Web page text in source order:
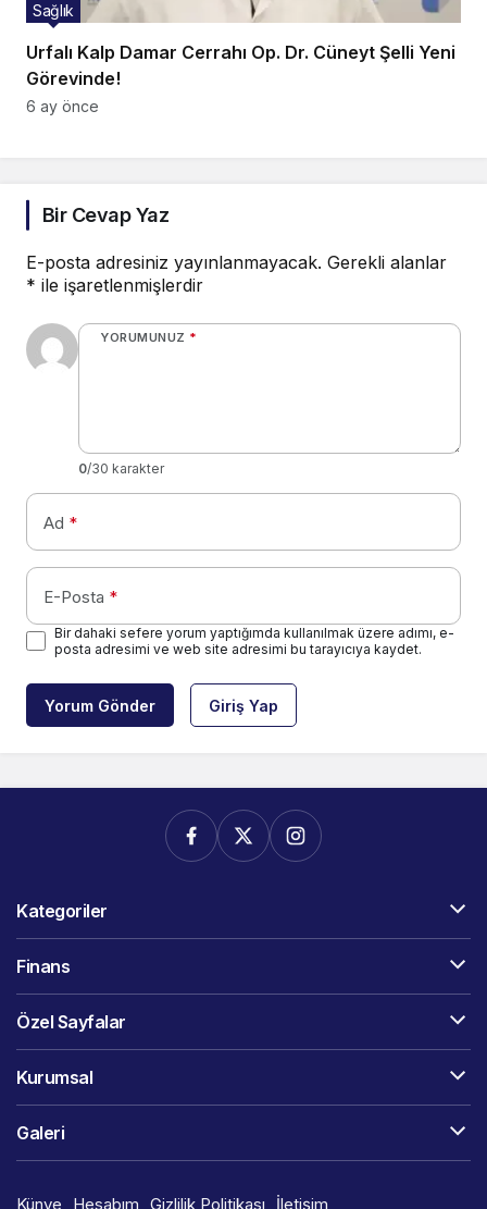
Urfalı Kalp Damar Cerrahı Op. Dr. Cüneyt Şelli Yeni
Görevinde!
Sağlık
6 ay önce
Bir Cevap Yaz
E-posta adresiniz yayınlanmayacak. Gerekli alanlar
* ile işaretlenmişlerdir
YORUMUNUZ *
0/30 karakter
Ad *
E-Posta *
Bir dahaki sefere yorum yaptığımda kullanılmak üzere adımı, e-
posta adresimi ve web site adresimi bu tarayıcıya kaydet.
Yorum Gönder Giriş Yap
Kategoriler
Finans
Özel Sayfalar
Kurumsal
Galeri
Künye Hesabım Gizlilik Politikası İletişim